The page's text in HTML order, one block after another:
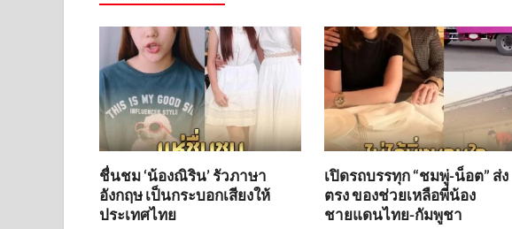
ชื่นชม ‘น้องณิริน’ รัวภาษา
อังกฤษ เป็นกระบอกเสียงให้
ประเทศไทย
เปิดรถบรรทุก “ชมพู่-น็อต” ส่ง
ตรง ของช่วยเหลือพี่น้อง
ชายแดนไทย-กัมพูชา